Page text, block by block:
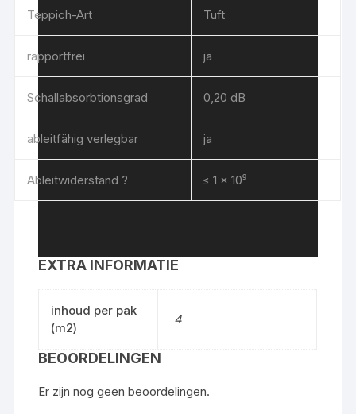
Teppich-Art Tuft
rapportfrei ja
Schallabsorbtionsgrad 0,20 dB
ableitfähig verlegbar ja
Ableitwiderstand ? ≤ 1 x 10⁹
EXTRA INFORMATIE
inhoud per pak
(m2)
4
BEOORDELINGEN
Er zijn nog geen beoordelingen.